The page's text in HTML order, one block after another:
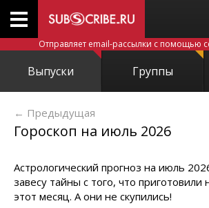
Отправляет email-рассылки с помощью
Выпуски Группы
← Предыдущая
Гороскоп на июль 2026
Астрологический прогноз на июль
завесу тайны с того, что приготовили
этот месяц. А они не скупились!